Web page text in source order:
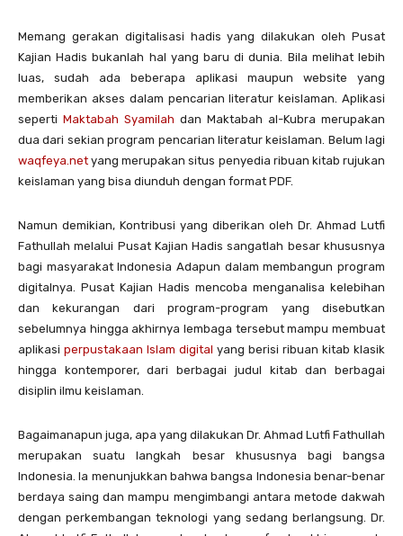
Memang gerakan digitalisasi hadis yang dilakukan oleh Pusat
Kajian Hadis bukanlah hal yang baru di dunia. Bila melihat lebih
luas, sudah ada beberapa aplikasi maupun website yang
memberikan akses dalam pencarian literatur keislaman. Aplikasi
seperti Maktabah Syamilah dan Maktabah al-Kubra merupakan
dua dari sekian program pencarian literatur keislaman. Belum lagi
waqfeya.net yang merupakan situs penyedia ribuan kitab rujukan
keislaman yang bisa diunduh dengan format PDF.
Namun demikian, Kontribusi yang diberikan oleh Dr. Ahmad Lutfi
Fathullah melalui Pusat Kajian Hadis sangatlah besar khususnya
bagi masyarakat Indonesia Adapun dalam membangun program
digitalnya. Pusat Kajian Hadis mencoba menganalisa kelebihan
dan kekurangan dari program-program yang disebutkan
sebelumnya hingga akhirnya lembaga tersebut mampu membuat
aplikasi perpustakaan Islam digital yang berisi ribuan kitab klasik
hingga kontemporer, dari berbagai judul kitab dan berbagai
disiplin ilmu keislaman.
Bagaimanapun juga, apa yang dilakukan Dr. Ahmad Lutfi Fathullah
merupakan suatu langkah besar khususnya bagi bangsa
Indonesia. Ia menunjukkan bahwa bangsa Indonesia benar-benar
berdaya saing dan mampu mengimbangi antara metode dakwah
dengan perkembangan teknologi yang sedang berlangsung. Dr.